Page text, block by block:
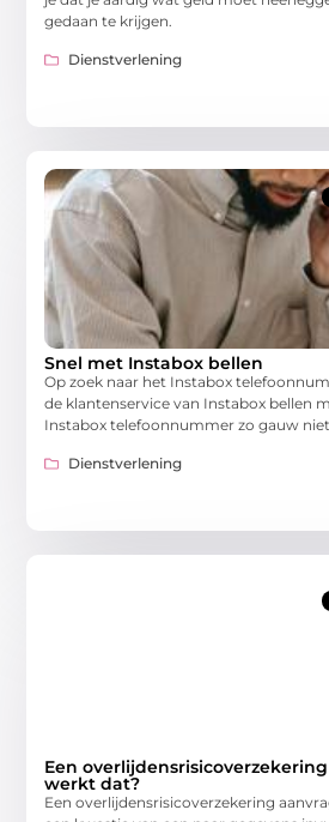
gedaan te krijgen.
Dienstverlening
Snel met Instabox bellen
Op zoek naar het Instabox
de klantenservice van Instabox bellen
Instabox telefoonnummer zo gauw
Dienstverlening
Een
werkt dat?
Een overlijdensrisicoverzekering